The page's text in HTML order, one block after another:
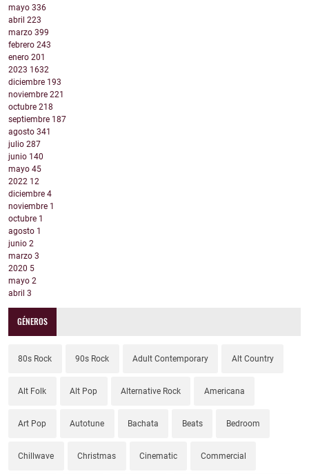
mayo 336
abril 223
marzo 399
febrero 243
enero 201
2023 1632
diciembre 193
noviembre 221
octubre 218
septiembre 187
agosto 341
julio 287
junio 140
mayo 45
2022 12
diciembre 4
noviembre 1
octubre 1
agosto 1
junio 2
marzo 3
2020 5
mayo 2
abril 3
GÉNEROS
80s Rock 90s Rock Adult Contemporary Alt Country
Alt Folk Alt Pop Alternative Rock Americana
Art Pop Autotune Bachata Beats Bedroom
Chillwave Christmas Cinematic Commercial